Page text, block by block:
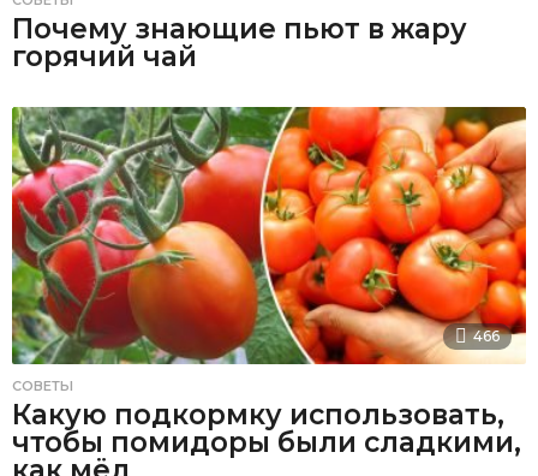
Почему знающие пьют в жару
горячий чай
466
СОВЕТЫ
Какую подкормку использовать,
чтобы помидоры были сладкими,